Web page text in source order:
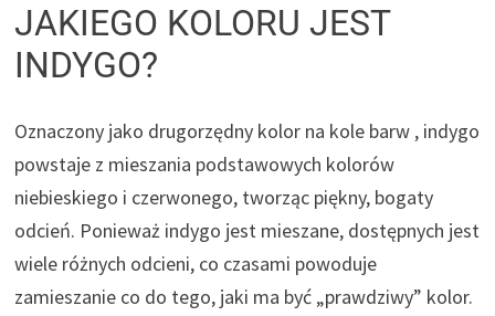
JAKIEGO KOLORU JEST
INDYGO?
Oznaczony jako drugorzędny kolor na kole barw , indygo
powstaje z mieszania podstawowych kolorów
niebieskiego i czerwonego, tworząc piękny, bogaty
odcień. Ponieważ indygo jest mieszane, dostępnych jest
wiele różnych odcieni, co czasami powoduje
zamieszanie co do tego, jaki ma być „prawdziwy” kolor.